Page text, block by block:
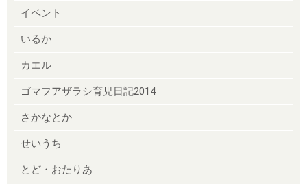
イベント
いるか
カエル
ゴマフアザラシ育児日記2014
さかなとか
せいうち
とど・おたりあ